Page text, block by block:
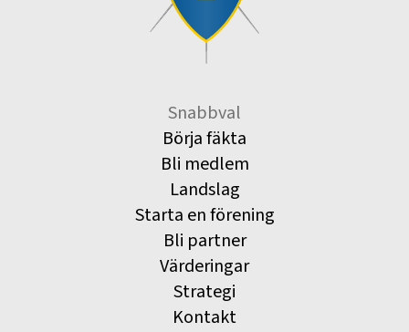
Snabbval
Börja fäkta
Bli medlem
Landslag
Starta en förening
Bli partner
Värderingar
Strategi
Kontakt